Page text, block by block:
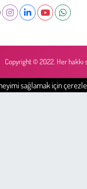
Copyright © 2022. Her hakkı
sağlamak için